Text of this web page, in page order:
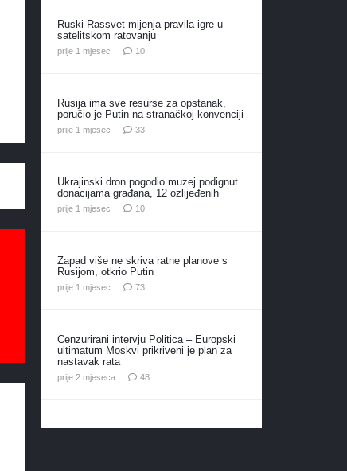
Ruski Rassvet mijenja pravila igre u
satelitskom ratovanju
prije 1 mjesec 10komentara
Rusija ima sve resurse za opstanak,
poručio je Putin na stranačkoj konvenciji
prije 1 mjesec 33komentara
Ukrajinski dron pogodio muzej podignut
donacijama građana, 12 ozlijeđenih
prije 1 mjesec 10komentara
Zapad više ne skriva ratne planove s
Rusijom, otkrio Putin
prije 1 mjesec 73komentara
Cenzurirani intervju Politica – Europski
ultimatum Moskvi prikriveni je plan za
nastavak rata
prije 2 mjeseca 48komentara